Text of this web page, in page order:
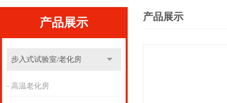
产品展示
步入式试验室/老化房
高温老化房
产品展示